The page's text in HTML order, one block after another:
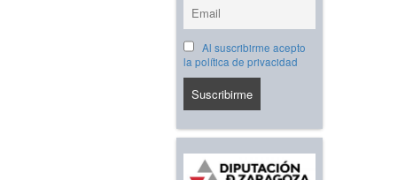
Al suscribirme acepto
la política de privacidad